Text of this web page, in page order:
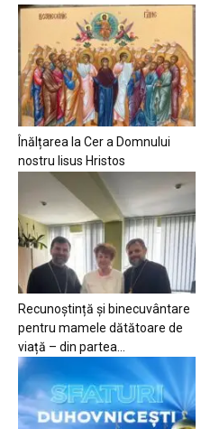
Înălțarea la Cer a Domnului
nostru Iisus Hristos
Recunoștință și binecuvântare
pentru mamele dătătoare de
viață – din partea...